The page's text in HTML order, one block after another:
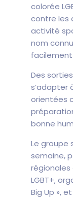
colorée
contre les
activité
nom
facilement
Des
s’adapter
orientées
bonne
Le groupe
semaine,
régionales
LGBT+,
Big Up »,